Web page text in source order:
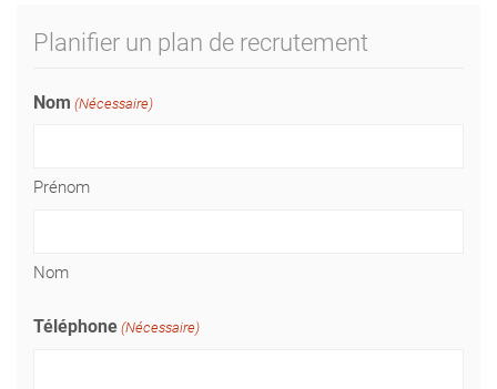
Planifier un plan de recrutement
Nom (Nécessaire)
Prénom
Nom
Téléphone (Nécessaire)